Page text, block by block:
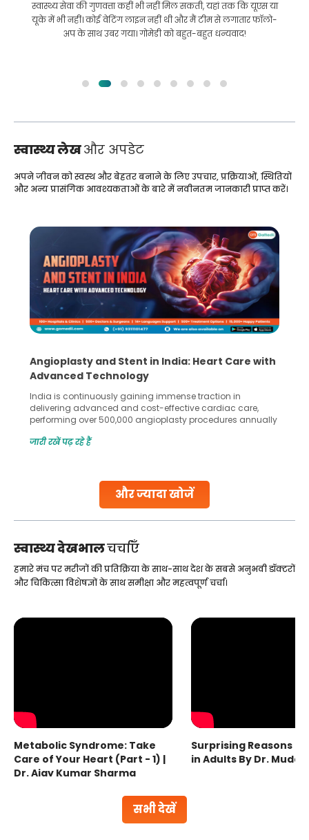
इलाज कराने के लिए बांग्लादेश से भारत की मेरी यात्रा में मेरी मदद की।
हमने GoMedii को चुनने में सही चुनाव किया। वे इलाज के बाद भी हमारे
साथ एक अच्छा रिश्ता रखते हैं
स्वास्थ्य लेखऔर अपडेट
और ज्यादा खोजें
अपने जीवन को स्वस्थ और बेहतर बनाने के लिए उपचार, प्रक्रियाओं, स्थितियों
और अन्य प्रासंगिक आवश्यकताओं के बारे में नवीनतम जानकारी प्राप्त करें।
Angioplasty and Stent in India: Heart Care with
Advanced Technology
India is continuously gaining immense traction in
delivering advanced and cost-effective cardiac care,
performing over 500,000 angioplasty procedures annually
globe are searching for treatments like angioplasty and
Studies, such as one published
जारी रखें पढ़ रहे हैं
स्वास्थ्य देखभालचर्चाएँ
सभी देखें
हमारे मंच पर मरीजों की प्रतिक्रिया के साथ-साथ देश के सबसे अनुभवी डॉक्टरों
और चिकित्सा विशेषज्ञों के साथ समीक्षा और महत्वपूर्ण चर्चा।
Metabolic Syndrome: Take
Care of Your Heart (Part - 1) |
Dr. Ajay Kumar Sharma
Surprising Reasons
in Adults By Dr.